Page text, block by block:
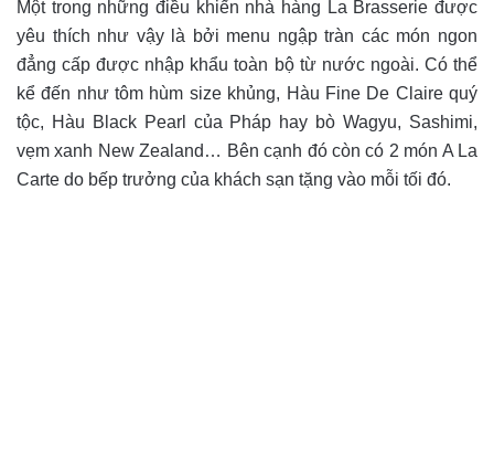
Một trong những điều khiến nhà hàng La Brasserie được
yêu thích như vậy là bởi menu ngập tràn các món ngon
đẳng cấp được nhập khẩu toàn bộ từ nước ngoài. Có thể
kể đến như tôm hùm size khủng, Hàu Fine De Claire quý
tộc, Hàu Black Pearl của Pháp hay bò Wagyu, Sashimi,
vẹm xanh New Zealand… Bên cạnh đó còn có 2 món A La
Carte do bếp trưởng của khách sạn tặng vào mỗi tối đó.